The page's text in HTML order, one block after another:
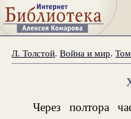
Л. Толстой.Война и мир.
Через полтора